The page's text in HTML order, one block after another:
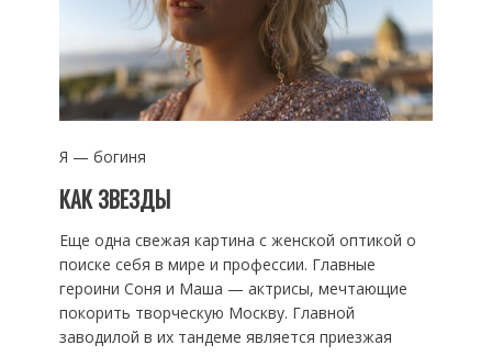
Я — богиня
КАК ЗВЕЗДЫ
Еще одна свежая картина с женской оптикой о
поиске себя в мире и профессии. Главные
героини Соня и Маша — актрисы, мечтающие
покорить творческую Москву. Главной
заводилой в их тандеме является приезжая